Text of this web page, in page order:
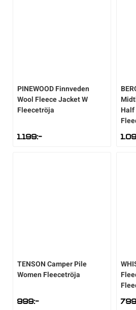
PINEWOODFinnveden
Wool Fleece Jacket W
Fleecetröja
1.199:-
Half
TENSONCamper Pile
Women Fleecetröja
999:-